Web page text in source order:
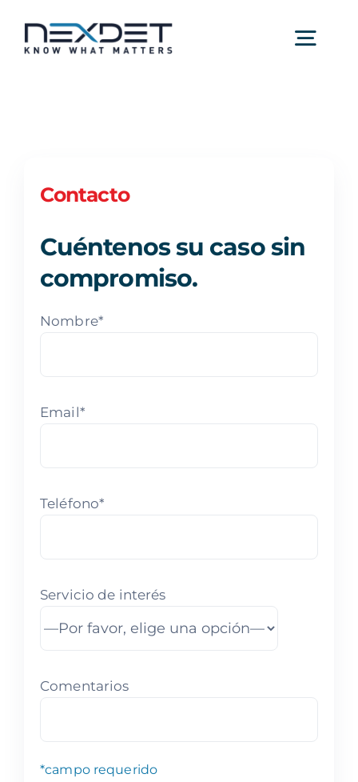
contenido
Sectores
Contacto
Cuéntenos su caso sin
compromiso.
Nombre*
Email*
Teléfono*
Servicio de interés
Comentarios
*campo requerido